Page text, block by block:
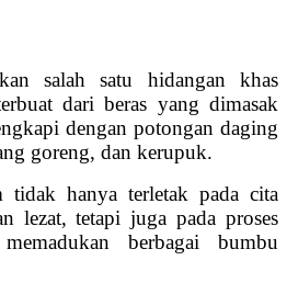
salah satu hidangan khas
dari beras yang dimasak
dengan potongan daging
goreng, dan kerupuk.
tidak hanya terletak pada cita
lezat, tetapi juga pada proses
berbagai bumbu